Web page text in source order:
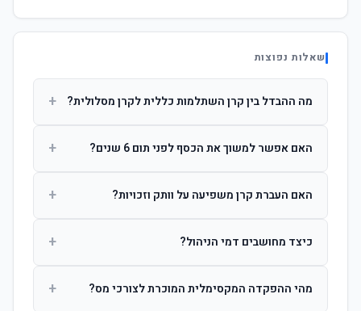
שאלות נפוצות
מה ההבדל בין קרן השתלמות כללית לקרן מסלולית? +
ההשקעות. קרן מסלולית עוקבת אחרי מדד ספציפי ומאפשרת
האם אפשר למשוך את הכסף לפני תום 6 שנים? +
הרווחים. לאחר 6 שנים ניתן למשוך פטור ממס עד לתקרה
האם העברת קרן משפיעה על וותק וזכויות? +
החברות. הוותק ממשיך להיספר מיום ההפקדה הראשונה.
כיצד מחושבים דמי הניהול? +
ומתן על שיעורם בעת הצטרפות.
מהי ההפקדה המקסימלית המוכרת לצורכי מס? +